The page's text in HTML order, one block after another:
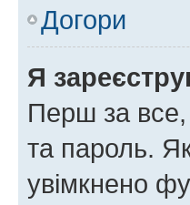
Догори
Я
Перш за все,
та пароль.
увімкнено